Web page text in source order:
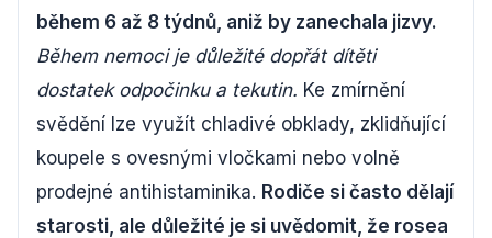
během 6 až 8 týdnů, aniž by zanechala jizvy.
Během nemoci je důležité dopřát dítěti
dostatek odpočinku a tekutin. Ke zmírnění
svědění lze využít chladivé obklady, zklidňující
koupele s ovesnými vločkami nebo volně
prodejné antihistaminika. Rodiče si často dělají
starosti, ale důležité je si uvědomit, že rosea